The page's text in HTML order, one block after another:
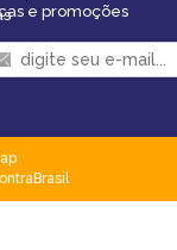
e promoções